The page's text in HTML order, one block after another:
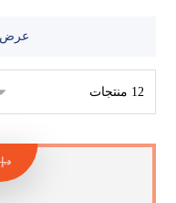
عرض ⁦2⁩ من كل النتائج
د.إ